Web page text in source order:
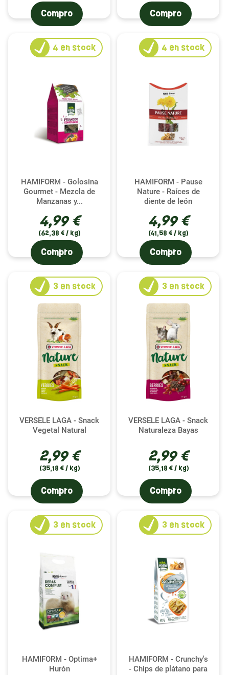
Compro Compro
HAMIFORM - Golosina
Gourmet - Mezcla de
Manzanas y...
4,99 €
(62,38 € / kg)
4 en stock
Compro
HAMIFORM - Pause
Nature - Raíces de
diente de león
4,99 €
(41,58 € / kg)
4 en stock
Compro
VERSELE LAGA - Snack
Vegetal Natural
2,99 €
(35,18 € / kg)
3 en stock
Compro
VERSELE LAGA - Snack
Naturaleza Bayas
2,99 €
(35,18 € / kg)
3 en stock
Compro
HAMIFORM - Optima+
Hurón
3 en stock
HAMIFORM - Crunchy's
- Chips de plátano para
3 en stock